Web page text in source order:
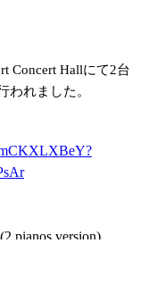
Concert Hallにて2台
われました。
pianos version)